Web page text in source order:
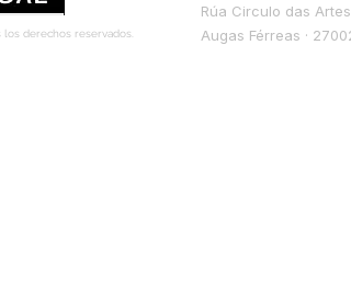
los derechos reservados.
Rúa Circulo das
Augas Férreas ·